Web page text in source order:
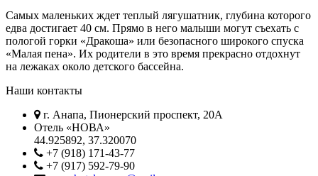
Самых маленьких ждет теплый лягушатник, глубина которого
едва достигает 40 см. Прямо в него малыши могут съехать с
пологой горки «Дракоша» или безопасного широкого спуска
«Малая пена». Их родители в это время прекрасно отдохнут
на лежаках около детского бассейна.
Наши контакты
г. Анапа, Пионерский проспект, 20А
Отель «НОВА»
44.925892, 37.320070
+7 (918) 171-43-77
+7 (917) 592-79-90